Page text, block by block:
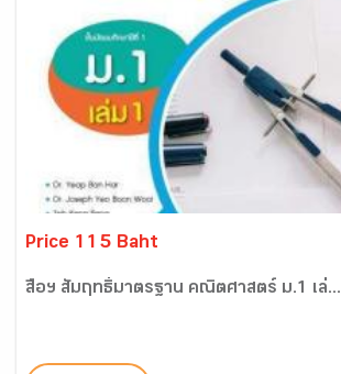
Price 115 Baht
สื่อฯ สัมฤทธิ์มาตรฐาน คณิตศาสตร์ ม.1 เล่...